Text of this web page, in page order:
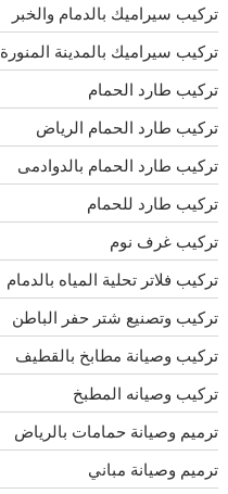
تركيب سيراميك بالدمام والخبر
تركيب سيراميك بالمدينة المنورة
تركيب طارد الحمام
تركيب طارد الحمام الرياض
تركيب طارد الحمام بالدوادمى
تركيب طارد للحمام
تركيب غرف نوم
تركيب فلاتر تحلية المياه بالدمام
تركيب وتصنيع شتر حفر الباطن
تركيب وصيانة مطابخ بالقطيف
تركيب وصيانه المطبخ
ترميم وصيانة حمامات بالرياض
ترميم وصيانة مباني